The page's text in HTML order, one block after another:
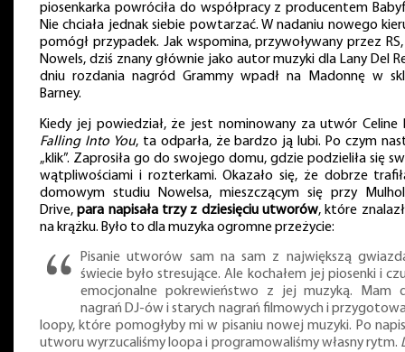
piosenkarka powróciła do współpracy z producentem
Nie chciała jednak siebie powtarzać. W nadaniu nowego
pomógł przypadek. Jak wspomina, przywoływany przez RS,
Nowels, dziś znany głównie jako autor muzyki dla Lany Del
dniu rozdania nagród Grammy wpadł na Madonnę w
Barney.
Kiedy jej powiedział, że jest nominowany za utwór Celine
Falling Into You, ta odparła, że bardzo ją lubi. Po czym
„klik”. Zaprosiła go do swojego domu, gdzie podzieliła się
wątpliwościami i rozterkami. Okazało się, że dobrze
domowym studiu Nowelsa, mieszczącym się przy
Drive,para napisała trzy z dziesięciu utworów, które
na krążku. Było to dla muzyka ogromne przeżycie:
Pisanie utworów sam na sam z największą
świecie było stresujące. Ale kochałem jej piosenki i
emocjonalne pokrewieństwo z jej muzyką. Mam
nagrań DJ-ów i starych nagrań filmowych i
loopy, które pomogłyby mi w pisaniu nowej muzyki. Po
utworu wyrzucaliśmy loopa i programowaliśmy własny rytm.